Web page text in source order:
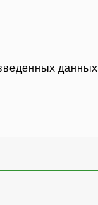
введенных